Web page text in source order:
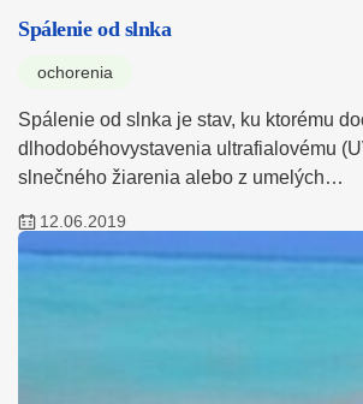
Spálenie od slnka
ochorenia
Spálenie od slnka je stav, ku ktorému
dlhodobéhovystavenia ultrafialovému
slnečného žiarenia alebo z umelých…
12.06.2019